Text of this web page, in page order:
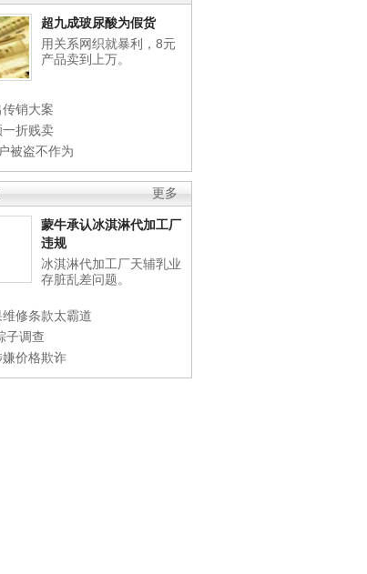
超九成玻尿酸为假货
用关系网织就暴利，8元
产品卖到上万。
销大案
折贱卖
被盗不作为
更多
蒙牛承认冰淇淋代加工厂
违规
冰淇淋代加工厂天辅乳业
存脏乱差问题。
修条款太霸道
子调查
价格欺诈